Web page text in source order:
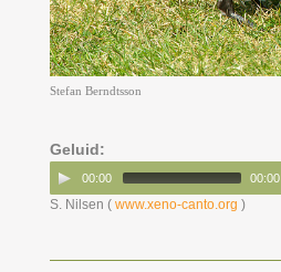
Stefan Berndtsson
Geluid:
00:00 00:00
S. Nilsen ( www.xeno-canto.org )